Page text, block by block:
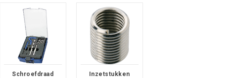
Schroefdraad
Inzetstukken